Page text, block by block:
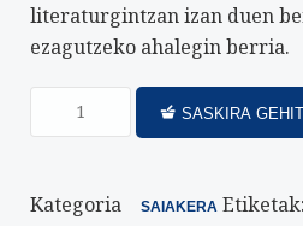
literaturgintzan izan duen
ezagutzeko ahalegin berria.
SASKIRA
Kategoria SAIAKERA Etiketak: